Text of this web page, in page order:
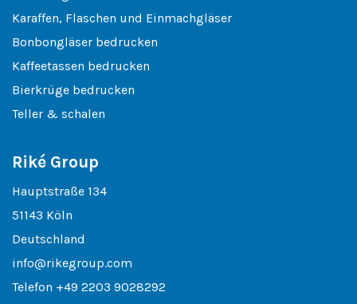
Karaffen, Flaschen und Einmachgläser
Bonbongläser bedrucken
Kaffeetassen bedrucken
Bierkrüge bedrucken
Teller & schalen
Riké Group
Hauptstraße 134
51143 Köln
Deutschland
info@rikegroup.com
Telefon +49 2203 9028292